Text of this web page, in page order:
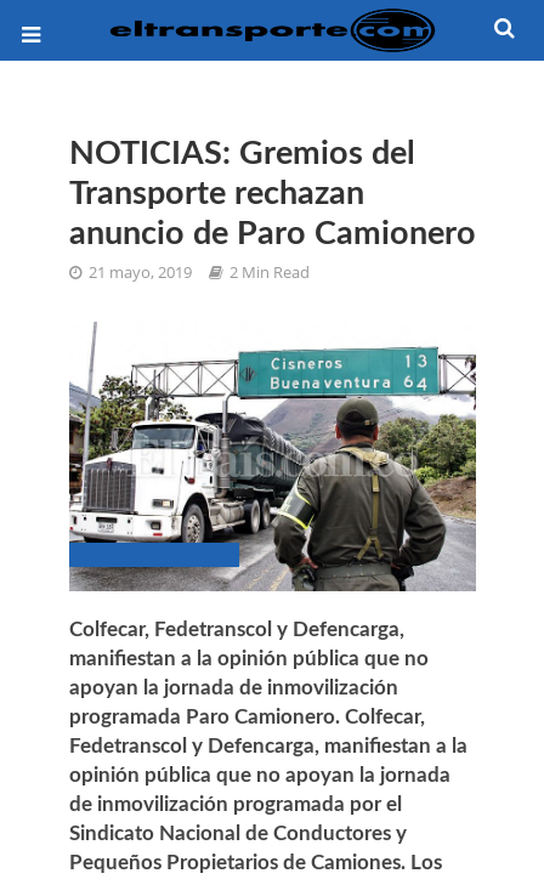
NOTICIAS: Gremios del
Transporte rechazan
anuncio de Paro Camionero
21 mayo, 2019 2 Min Read
Colfecar, Fedetranscol y Defencarga,
manifiestan a la opinión pública que no
apoyan la jornada de inmovilización
programada Paro Camionero. Colfecar,
Fedetranscol y Defencarga, manifiestan a la
opinión pública que no apoyan la jornada
de inmovilización programada por el
Sindicato Nacional de Conductores y
Pequeños Propietarios de Camiones. Los